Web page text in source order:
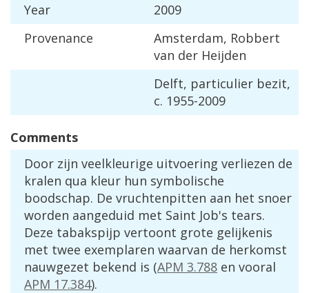
Year
2009
Provenance
Amsterdam, Robbert
van der Heijden
Delft, particulier bezit,
c. 1955-2009
Comments
Door zijn veelkleurige uitvoering verliezen de
kralen qua kleur hun symbolische
boodschap. De vruchtenpitten aan het snoer
worden aangeduid met Saint Job's tears.
Deze tabakspijp vertoont grote gelijkenis
met twee exemplaren waarvan de herkomst
nauwgezet bekend is (APM 3.788 en vooral
APM 17.384).